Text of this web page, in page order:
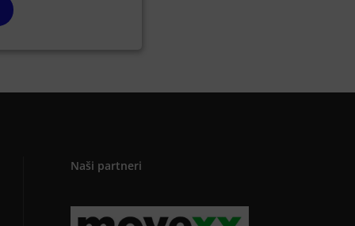
Naši partneri